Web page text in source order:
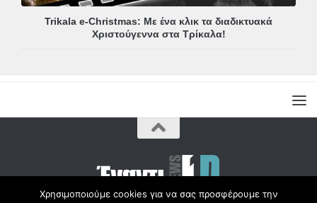
Trikala e-Christmas: Με ένα κλικ τα διαδικτυακά
Χριστούγεννα στα Τρίκαλα!
Χρησιμοποιούμε cookies για να σας προσφέρουμε την